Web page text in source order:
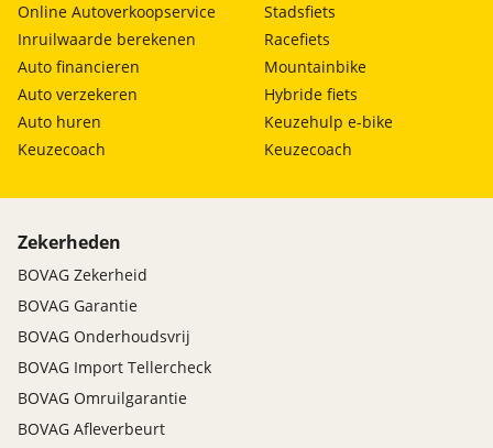
Online Autoverkoopservice
Inruilwaarde berekenen
Auto financieren
Auto verzekeren
Auto huren
Keuzecoach
Stadsfiets
Racefiets
Mountainbike
Hybride fiets
Keuzehulp e-bike
Keuzecoach
Zekerheden
BOVAG Zekerheid
BOVAG Garantie
BOVAG Onderhoudsvrij
BOVAG Import Tellercheck
BOVAG Omruilgarantie
BOVAG Afleverbeurt